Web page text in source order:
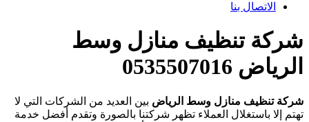
الاتصال بنا
شركة تنظيف منازل وسط
الرياض 0535507016
شركة تنظيف منازل وسط الرياض بين العديد من الشركات التي لا
تهتم إلا باستغلال العملاء تظهر شركتنا بالصورة وتقدم أفضل خدمة